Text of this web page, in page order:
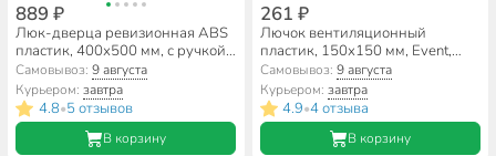
889 ₽
Люк-дверца ревизионная ABS
пластик, 400х500 мм, с ручкой,
Viento, ДР4050
Самовывоз:9 августа
Курьером:завтра
4.8•5 отзывов
В корзину
261 ₽
Лючок вентиляционный
пластик, 150х150 мм, Event,
1515ЛП
Самовывоз: 9 августа
Курьером: завтра
4.9•4 отзыва
В корзину